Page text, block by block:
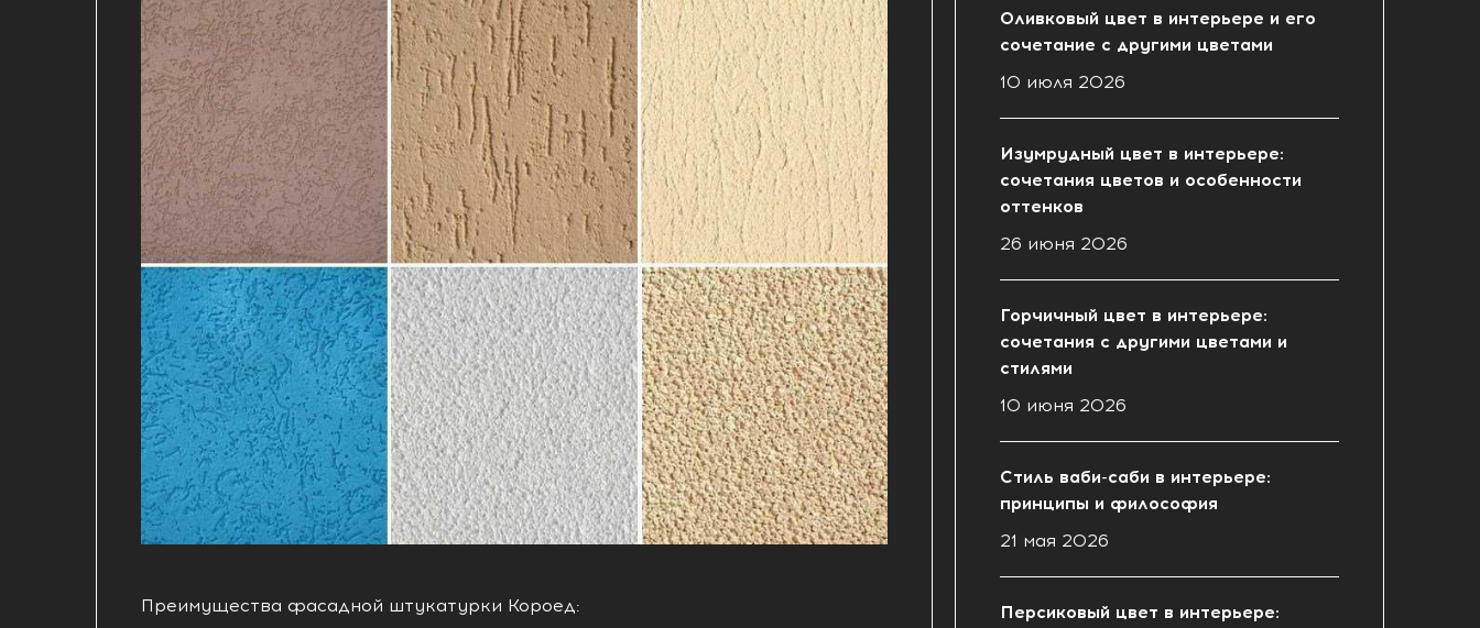
Преимущества фасадной штукатурки Короед:
Оливковый цвет в интерьере и его
сочетание с другими цветами
10 июля 2026
Изумрудный цвет в интерьере:
сочетания цветов и особенности
оттенков
26 июня 2026
Горчичный цвет в интерьере:
сочетания с другими цветами и
стилями
10 июня 2026
Стиль ваби-саби в интерьере:
принципы и философия
21 мая 2026
Персиковый цвет в интерьере: